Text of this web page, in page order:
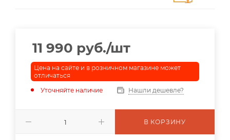
11 990 руб./шт
Цена на сайте и в розничном магазине может
отличаться
Уточняйте наличие
Нашли дешевле?
В КОРЗИНУ